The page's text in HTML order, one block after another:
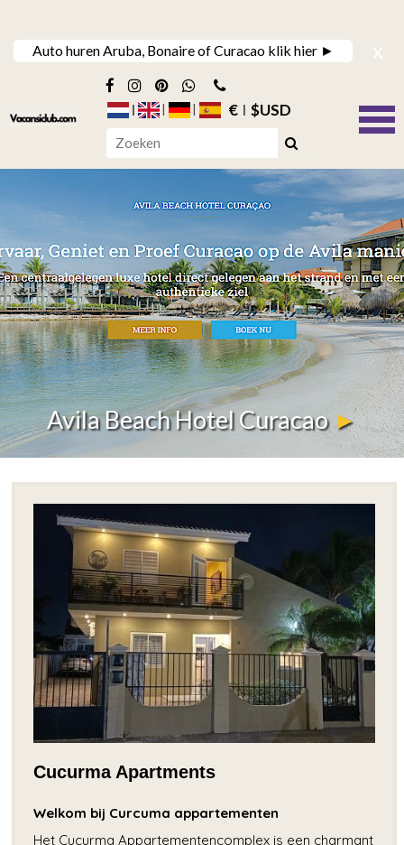
Auto huren Aruba, Bonaire of Curacao klik hier ► x
€ $USD
Avila Beach Hotel Curacao ►
Cucurma Apartments
Welkom bij Curcuma appartementen
Het Cucurma Appartementencomplex is een charmant